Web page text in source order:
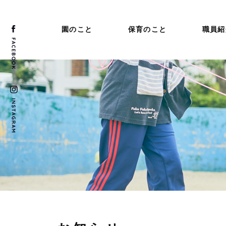
園のこと 保育のこと 職員